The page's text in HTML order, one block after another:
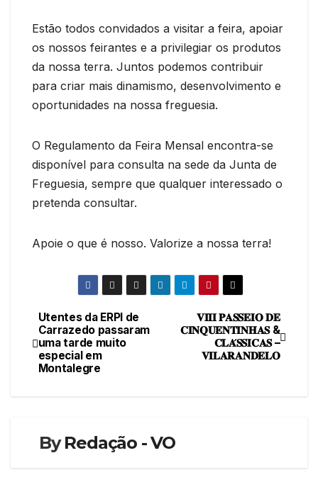
Estão todos convidados a visitar a feira, apoiar
os nossos feirantes e a privilegiar os produtos
da nossa terra. Juntos podemos contribuir
para criar mais dinamismo, desenvolvimento e
oportunidades na nossa freguesia.
O Regulamento da Feira Mensal encontra-se
disponível para consulta na sede da Junta de
Freguesia, sempre que qualquer interessado o
pretenda consultar.
Apoie o que é nosso. Valorize a nossa terra!
Navegação
de
artigos
𝐕𝐈𝐈𝐈 𝐏𝐀𝐒𝐒𝐄𝐈𝐎 𝐃𝐄
𝐂𝐈𝐍𝐐𝐔𝐄𝐍𝐓𝐈𝐍𝐇𝐀𝐒 &
𝐂𝐋𝐀́𝐒𝐒𝐈𝐂𝐀𝐒 –
𝐕𝐈𝐋𝐀𝐑𝐀𝐍𝐃𝐄𝐋𝐎
Utentes da ERPI de
Carrazedo passaram
uma tarde muito
especial em
Montalegre
ByRedação - VO